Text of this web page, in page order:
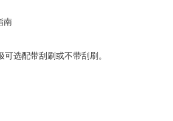
南
选配带刮刷或不带刮刷。